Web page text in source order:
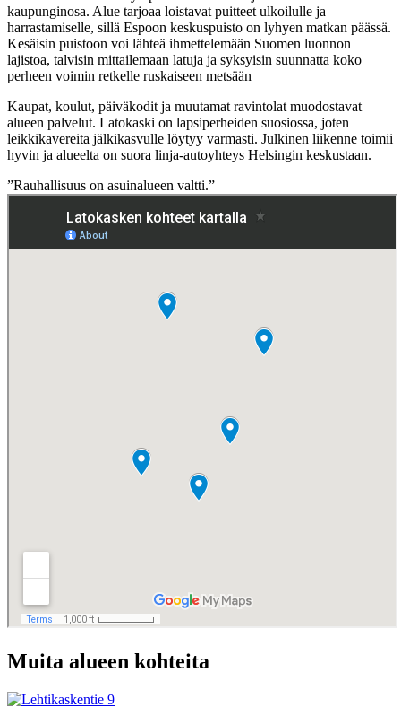
kaupunginosa. Alue tarjoaa loistavat puitteet ulkoilulle ja
harrastamiselle, sillä Espoon keskuspuisto on lyhyen matkan päässä.
Kesäisin puistoon voi lähteä ihmettelemään Suomen luonnon
lajistoa, talvisin mittailemaan latuja ja syksyisin suunnatta koko
perheen voimin retkelle ruskaiseen metsään
Kaupat, koulut, päiväkodit ja muutamat ravintolat muodostavat
alueen palvelut. Latokaski on lapsiperheiden suosiossa, joten
leikkikavereita jälkikasvulle löytyy varmasti. Julkinen liikenne toimii
hyvin ja alueelta on suora linja-autoyhteys Helsingin keskustaan.
”Rauhallisuus on asuinalueen valtti.”
Muita alueen kohteita